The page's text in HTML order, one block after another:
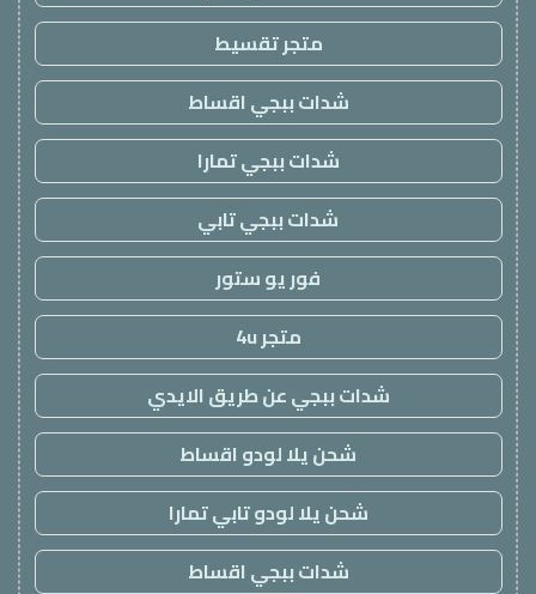
متجر تقسيط
شدات ببجي اقساط
شدات ببجي تمارا
شدات ببجي تابي
فور يو ستور
متجر 4u
شدات ببجي عن طريق الايدي
شحن يلا لودو اقساط
شحن يلا لودو تابي تمارا
شدات ببجي اقساط